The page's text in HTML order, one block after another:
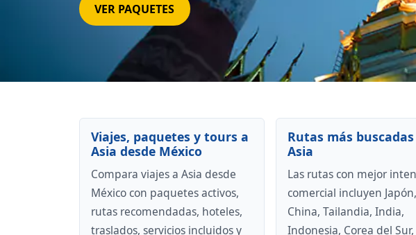
VER PAQUETES
Viajes, paquetes y tours a
Asia desde México
Compara viajes a Asia desde
México con paquetes activos,
rutas recomendadas, hoteles,
traslados, servicios incluidos y
Rutas más
Asia
Las rutas con mejor
comercial incluyen Japón,
China, Tailandia, India,
Indonesia, Corea del Sur,